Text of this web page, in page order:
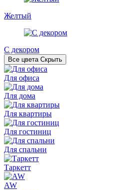
Желтый
С декором
Все цвета Скрыть
Для офиса
Для дома
Для квартиры
Для гостиниц
Для спальни
Таркетт
AW